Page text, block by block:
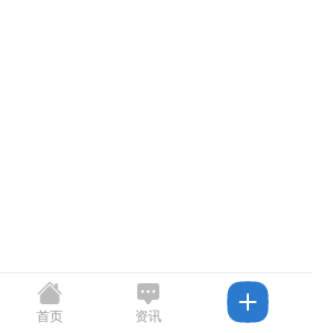
首页 资讯